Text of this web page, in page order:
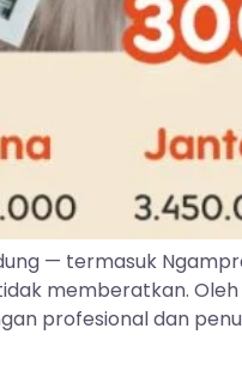
— termasuk
memberatkan.
profesional dan